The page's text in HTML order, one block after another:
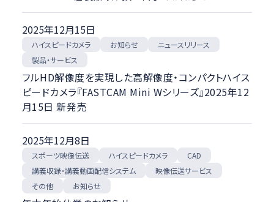
2025年12月15日
ハイスピードカメラ お知らせ ニュースリリース
製品・サービス
フルHD解像度を実現した高解像度・コンパクトハイス
ピードカメラ『FASTCAM Mini Wシリーズ』2025年12
月15日 新発売
2025年12月8日
スポーツ映像伝送 ハイスピードカメラ CAD
講義収録・講義動画配信システム 映像伝送サービス
その他 お知らせ